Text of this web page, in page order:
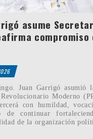
asume
compromiso
Juan Garrigó asumió
Moderno
con humildad,
de continuar
de la organización